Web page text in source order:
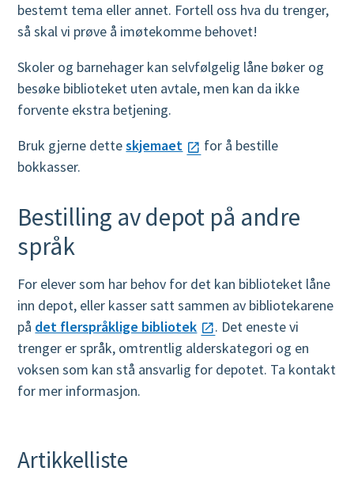
bestemt tema eller annet. Fortell oss hva du trenger,
så skal vi prøve å imøtekomme behovet!
Skoler og barnehager kan selvfølgelig låne bøker og
besøke biblioteket uten avtale, men kan da ikke
forvente ekstra betjening.
Bruk gjerne detteskjemaet
for å bestille
bokkasser.
Bestilling av depot på andre
språk
For elever som har behov for det kan biblioteket låne
inn depot, eller kasser satt sammen av bibliotekarene
på det flerspråklige bibliotek
. Det eneste vi
trenger er språk, omtrentlig alderskategori og en
voksen som kan stå ansvarlig for depotet. Ta kontakt
for mer informasjon.
Artikkelliste